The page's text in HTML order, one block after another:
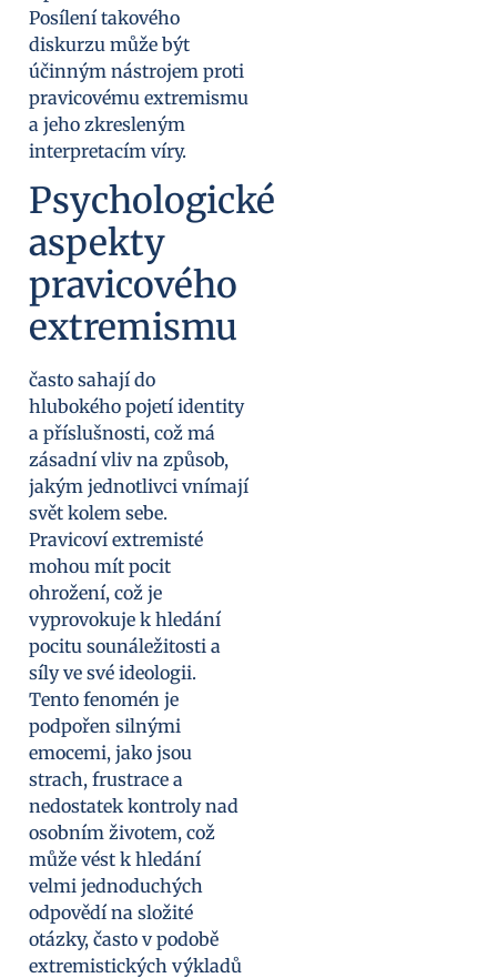
Posílení takového
diskurzu může být
účinným nástrojem proti
pravicovému extremismu
a jeho zkresleným
interpretacím víry.
Psychologické
aspekty
pravicového
extremismu
často sahají do
hlubokého pojetí identity
a příslušnosti, což má
zásadní vliv na způsob,
jakým jednotlivci vnímají
svět kolem sebe.
Pravicoví extremisté
mohou mít pocit
ohrožení, což je
vyprovokuje k hledání
pocitu sounáležitosti a
síly ve své ideologii.
Tento fenomén je
podpořen silnými
emocemi, jako jsou
strach, frustrace a
nedostatek kontroly nad
osobním životem, což
může vést k hledání
velmi jednoduchých
odpovědí na složité
otázky, často v podobě
extremistických výkladů